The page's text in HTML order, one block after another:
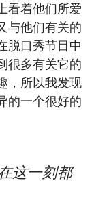
看着他们所爱
与他们有关的
口秀节目中
很多有关它的
，所以我发现
的一个很好的
这一刻都